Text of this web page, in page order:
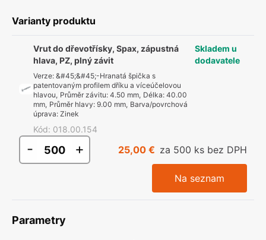
Varianty produktu
Vrut do dřevotřísky, Spax, zápustná
hlava, PZ, plný závit
Verze: &#45;&#45;-Hranatá špička s
patentovaným profilem dříku a víceúčelovou
hlavou, Průměr závitu: 4.50 mm, Délka: 40.00
mm, Průměr hlavy: 9.00 mm, Barva/povrchová
úprava: Zinek
Kód: 018.00.154
Skladem u
dodavatele
- + 25,00 € za 500 ks bez DPH
Na seznam
Parametry